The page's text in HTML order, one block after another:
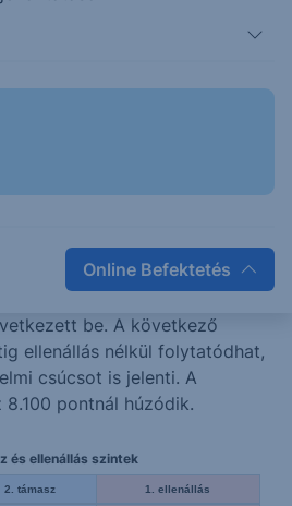
Online Befektetés
index is, az
esett az árfolyam, ahonnan
be. A következő
ellenállás nélkül folytatódhat,
csúcsot is jelenti. A
pontnál húzódik.
és ellenállás szintek
2. támasz 1. ellenállás